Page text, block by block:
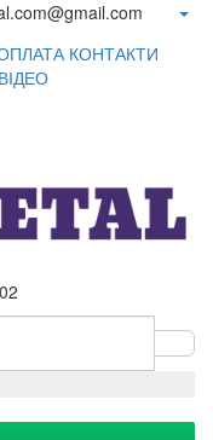
КОНТАКТИ